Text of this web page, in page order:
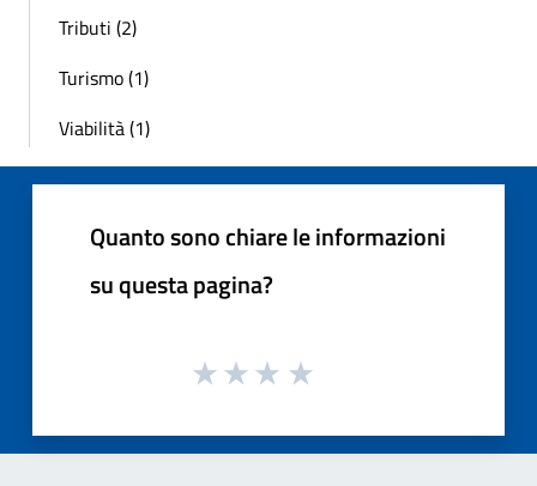
Tributi (2)
Turismo (1)
Viabilità (1)
Quanto sono chiare le informazioni
su questa pagina?